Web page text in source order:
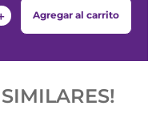
Agregar al carrito